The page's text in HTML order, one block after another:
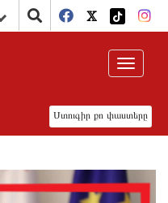
Ստուգիր քո փաստերը
Toggle